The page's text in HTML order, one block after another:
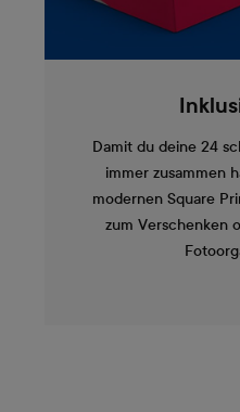
Damit du deine 24
immer zusammen
modernen Square
zum Verschenken